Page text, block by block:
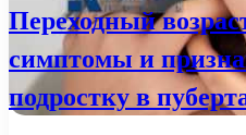
Переходный
симптомы и
подростку в